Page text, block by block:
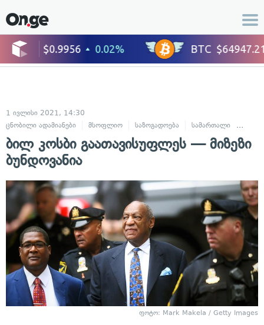
1 ივლისი 2021, 14:30
ცნობილი ადამიანები
მსოფლიო საზოგადოება სამართალი
ბილ კოსბი გაათავისუფლეს — მიზეზი
ბუნდოვანია
ფოტო: Mark Makela / Getty Images